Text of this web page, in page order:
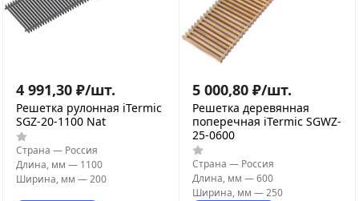
4 991,30 ₽/шт.
Решетка рулонная iTermic
SGZ-20-1100 Nat
Страна — Россия
Длина, мм — 1100
Ширина, мм —200
5 000,80 ₽/шт.
Решетка деревянная
поперечная iTermic SGWZ-
25-0600
Страна — Россия
Длина, мм —600
Ширина, мм —250